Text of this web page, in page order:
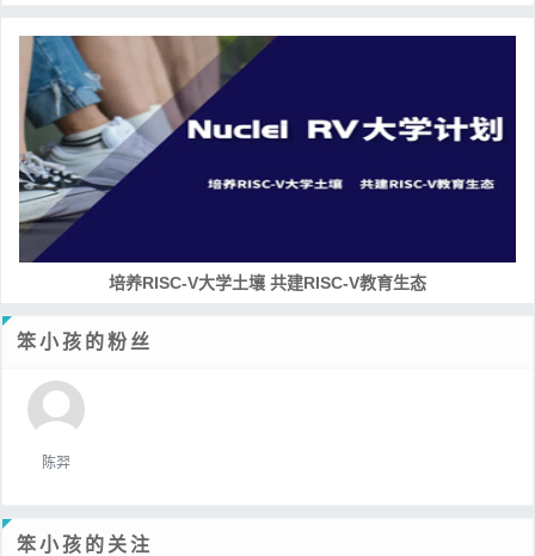
培养RISC-V大学土壤 共建RISC-V教育生态
笨小孩的粉丝
陈羿
笨小孩的关注